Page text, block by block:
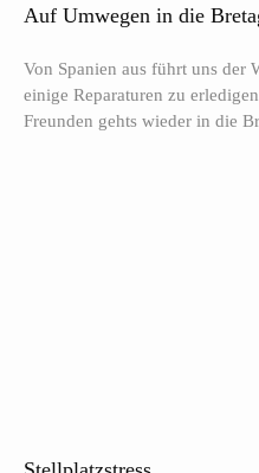
Auf Umwegen in die
Von Spanien aus führt uns der
einige Reparaturen zu
Freunden gehts wieder in die